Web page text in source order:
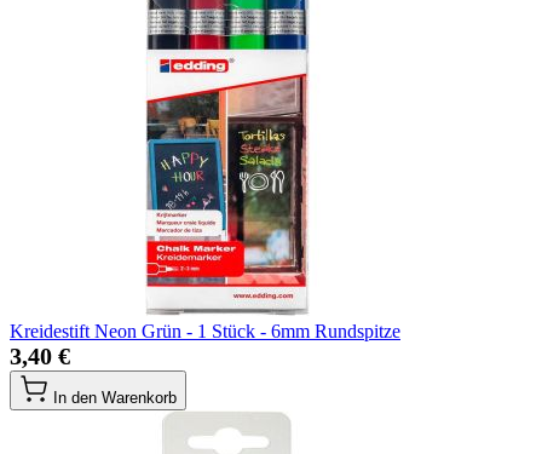
Kreidestift Neon Grün - 1 Stück - 6mm Rundspitze
3,40 €
In den Warenkorb